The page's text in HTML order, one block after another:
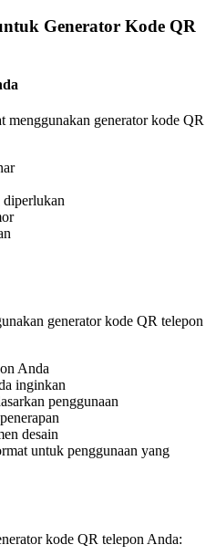
Generator Kode QR
menggunakan generator kode QR
diperlukan
generator kode QR telepon
Anda
inginkan
penggunaan
desain
untuk penggunaan yang
kode QR telepon Anda: